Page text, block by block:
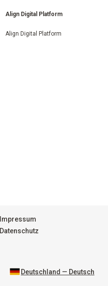
Align Digital Platform
Align Digital Platform
Impressum
Datenschutz
Deutschland — Deutsch